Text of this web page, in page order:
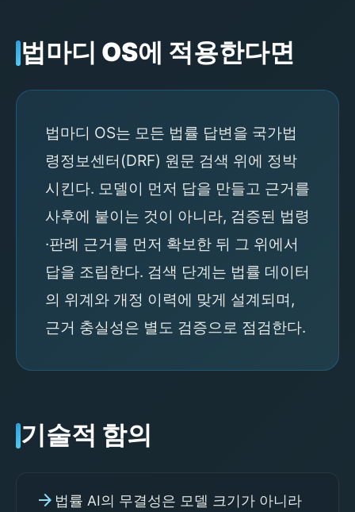
법마디 OS에 적용한다면
법마디 OS는 모든 법률 답변을 국가법
령정보센터(DRF) 원문 검색 위에 정박
시킨다. 모델이 먼저 답을 만들고 근거를
사후에 붙이는 것이 아니라, 검증된 법령
·판례 근거를 먼저 확보한 뒤 그 위에서
답을 조립한다. 검색 단계는 법률 데이터
의 위계와 개정 이력에 맞게 설계되며,
근거 충실성은 별도 검증으로 점검한다.
기술적 함의
arrow_forward 법률 AI의 무결성은 모델 크기가 아니라